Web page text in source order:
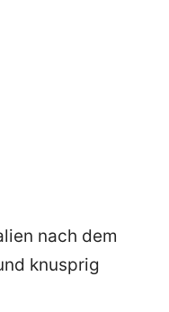
nach dem
knusprig